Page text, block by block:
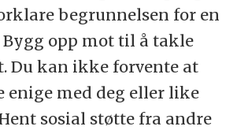
begrunnelsen for en
opp mot til å takle
Du kan ikke forvente at
enige med deg eller like
sosial støtte fra andre